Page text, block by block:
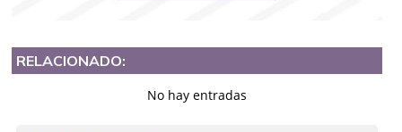
RELACIONADO:
No hay entradas